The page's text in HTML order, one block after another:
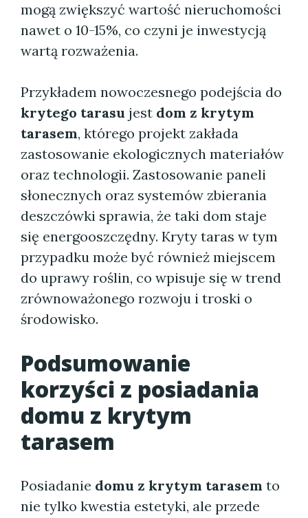
mogą zwiększyć wartość nieruchomości
nawet o 10-15%, co czyni je inwestycją
wartą rozważenia.
Przykładem nowoczesnego podejścia do
krytego tarasu jest dom z krytym
tarasem, którego projekt zakłada
zastosowanie ekologicznych materiałów
oraz technologii. Zastosowanie paneli
słonecznych oraz systemów zbierania
deszczówki sprawia, że taki dom staje
się energooszczędny. Kryty taras w tym
przypadku może być również miejscem
do uprawy roślin, co wpisuje się w trend
zrównoważonego rozwoju i troski o
środowisko.
Podsumowanie
korzyści z posiadania
domu z krytym
tarasem
Posiadanie domu z krytym tarasem to
nie tylko kwestia estetyki, ale przede